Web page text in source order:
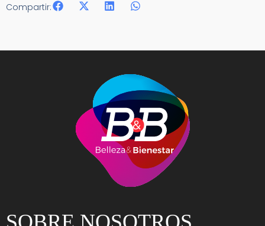
Compartir: